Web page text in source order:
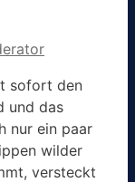
sofort den
und das
nur ein paar
wilder
versteckt